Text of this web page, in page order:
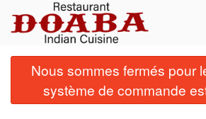
Commander en ligne
Nous sommes fermés pour
système de commande